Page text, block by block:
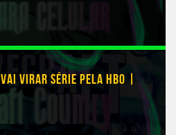
VIRAR SÉRIE PELA HBO |